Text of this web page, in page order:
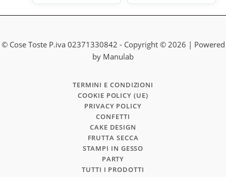
© Cose Toste P.iva 02371330842 - Copyright © 2026 | Powered
by Manulab
TERMINI E CONDIZIONI
COOKIE POLICY (UE)
PRIVACY POLICY
CONFETTI
CAKE DESIGN
FRUTTA SECCA
STAMPI IN GESSO
PARTY
TUTTI I PRODOTTI